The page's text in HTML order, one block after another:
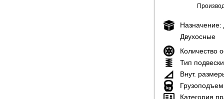
Назначение:
Двухосные
Количество
Тип
Внут.
Категория